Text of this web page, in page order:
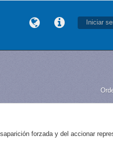
Iniciar
forzada y del accionar